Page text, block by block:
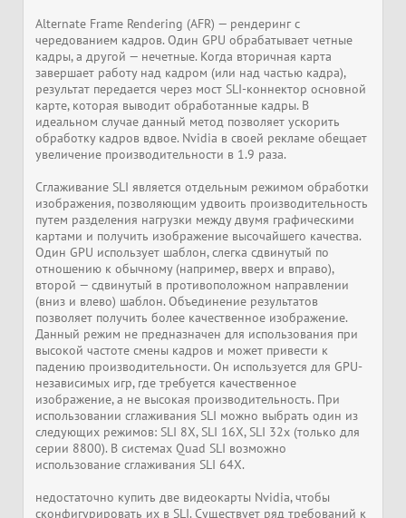
Alternate Frame Rendering (AFR) — рендеринг с
чередованием кадров. Один GPU обрабатывает четные
кадры, а другой — нечетные. Когда вторичная карта
завершает работу над кадром (или над частью кадра),
результат передается через мост SLI-коннектор основной
карте, которая выводит обработанные кадры. В
идеальном случае данный метод позволяет ускорить
обработку кадров вдвое. Nvidia в своей рекламе обещает
увеличение производительности в 1.9 раза.
Сглаживание SLI является отдельным режимом обработки
изображения, позволяющим удвоить производительность
путем разделения нагрузки между двумя графическими
картами и получить изображение высочайшего качества.
Один GPU использует шаблон, слегка сдвинутый по
отношению к обычному (например, вверх и вправо),
второй — сдвинутый в противоположном направлении
(вниз и влево) шаблон. Объединение результатов
позволяет получить более качественное изображение.
Данный режим не предназначен для использования при
высокой частоте смены кадров и может привести к
падению производительности. Он используется для GPU-
независимых игр, где требуется качественное
изображение, а не высокая производительность. При
использовании сглаживания SLI можно выбрать один из
следующих режимов: SLI 8X, SLI 16X, SLI 32x (только для
серии 8800). В системах Quad SLI возможно
использование сглаживания SLI 64X.
недостаточно купить две видеокарты Nvidia, чтобы
сконфигурировать их в SLI. Существует ряд требований к